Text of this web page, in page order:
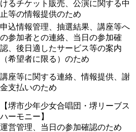
けるチケット販売、公演に関する中
止等の情報提供のため
申込情報管理、抽選結果、講座等へ
の参加者との連絡、当日の参加確
認、後日適したサービス等の案内
（希望者に限る）のため
講座等に関する連絡、情報提供、謝
金支払いのため
【堺市少年少女合唱団・堺リーブス
ハーモニー】
運営管理、当日の参加確認のため